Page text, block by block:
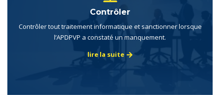
Contrôler
Contrôler tout traitement informatique et sanctionner lorsque
l’APDPVP a constaté un manquement.
lire la suite